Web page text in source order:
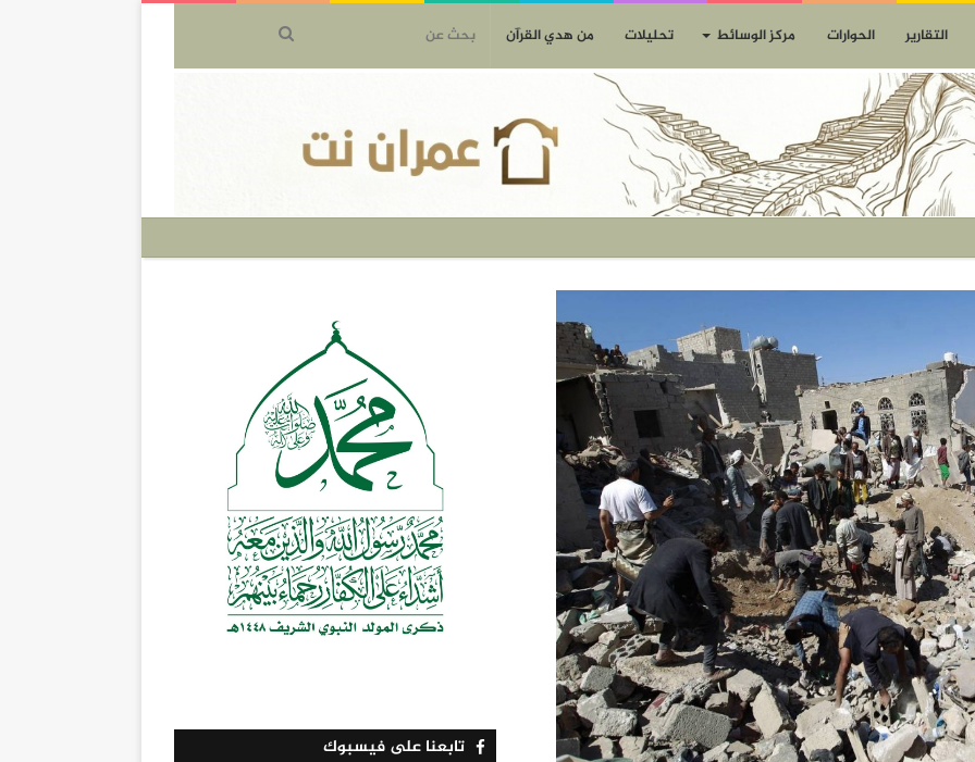
التقارير الحوارات مركز الوسائط تحليلات من هدي القرآن
تابعنا على فيسبوك